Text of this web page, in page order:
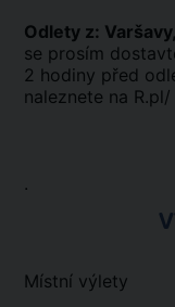
Odlety z:
se prosím
2 hodiny před
naleznete na
.
Místní výlety